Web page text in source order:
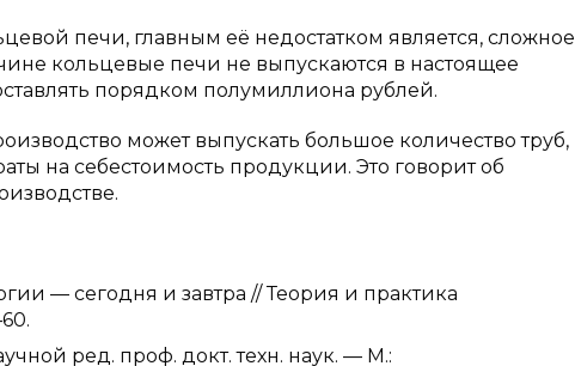
печи, главным её недостатком является, сложное
кольцевые печи не выпускаются в настоящее
порядком полумиллиона рублей.
может выпускать большое количество труб,
на себестоимость продукции. Это говорит об
— сегодня и завтра // Теория и практика
ред. проф. докт. техн. наук. — М.: